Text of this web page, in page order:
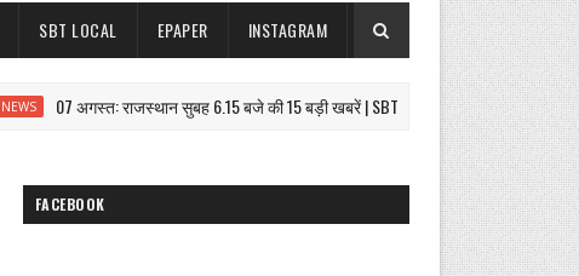
SBT LOCAL EPAPER INSTAGRAM
07 अगस्त: राजस्थान सुबह 6.15 बजे की 15 बड़ी खबरें | SBT News परिजनों का धरना
FACEBOOK